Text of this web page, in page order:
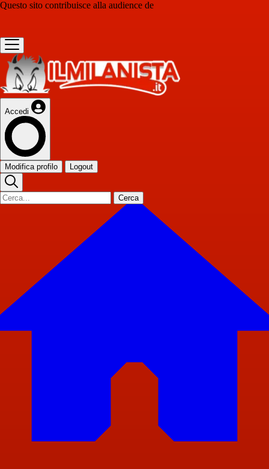
Questo sito contribuisce alla audience de
Accedi
Modifica profilo Logout
Cerca